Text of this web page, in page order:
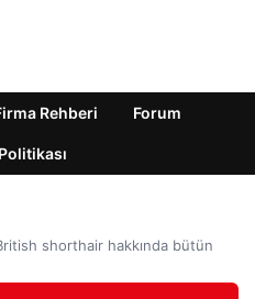
Rehberi Forum
shorthair hakkında bütün